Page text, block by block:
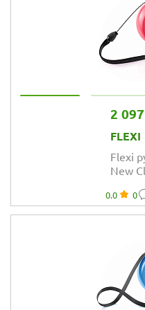
2
FLEXI
Flexi
New
0.0 0